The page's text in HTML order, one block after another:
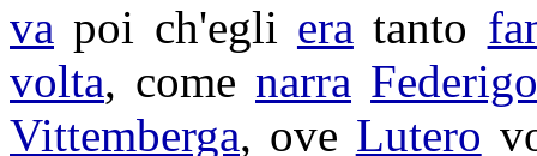
va poi ch'egli era tanto
volta, comenarra
Vittemberga, ove Lutero